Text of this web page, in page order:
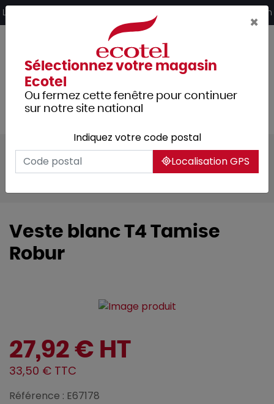
Livraison offerte dès 249€ HT d’achat et retrait 2h en magasin
Tous les produits
Vêtements professionnels
Veste blanc T4 Tamise
Robur
27,92 € HT
33,50 € TTC
Référence : E67178
×
Sélectionnez votre magasin
Ecotel
Ou fermez cette fenêtre pour continuer
sur notre site national
Indiquez votre code postal
Localisation GPS
Panneau de gestion des cookies